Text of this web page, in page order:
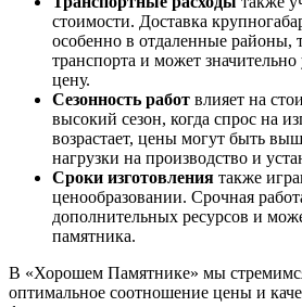
стоимости. Доставка
особенно в отдаленные районы,
транспорта и может
цену.
Сезонность работ влияет на
высокий сезон, когда спрос на
возрастает, цены могут быть
нагрузки на производство и
Сроки изготовления также
ценообразовании. Срочная
дополнительных ресурсов и
памятника.
В «Хорошем Памятнике» мы
оптимальное соотношение цены и